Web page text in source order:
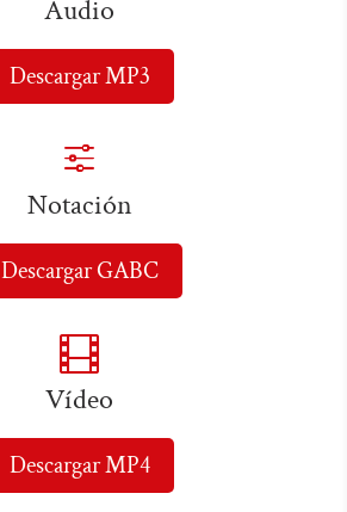
Audio
Descargar MP3
f
Notación
Descargar GABC

Vídeo
Descargar MP4